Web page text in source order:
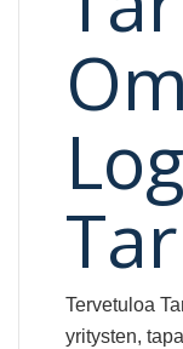
Tervetuloa
yritysten,